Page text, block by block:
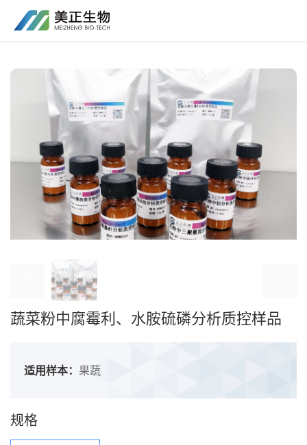
蔬菜粉中腐霉利、水胺硫磷分析质控样品
适用样本： 果蔬
规格